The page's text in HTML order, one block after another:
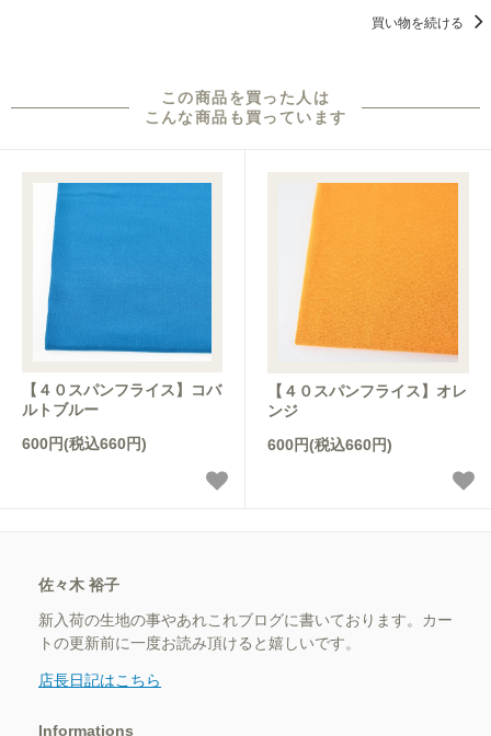
買い物を続ける
この商品を買った人は
こんな商品も買っています
【４０スパンフライス】コバ
ルトブルー
600円(税込660円)
【４０スパンフライス】オレ
ンジ
600円(税込660円)
佐々木 裕子
新入荷の生地の事やあれこれブログに書いております。カー
トの更新前に一度お読み頂けると嬉しいです。
店長日記はこちら
Informations